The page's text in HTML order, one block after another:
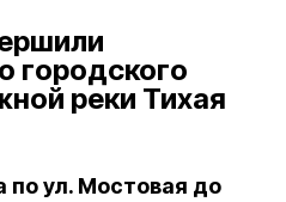
городского
реки Тихая
по ул. Мостовая до